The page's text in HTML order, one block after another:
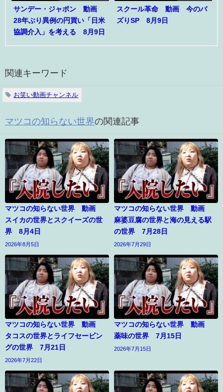
サンデー・ジャポン 動画
28年ぶり異例の円買い「日米
協調介入」を考える 8月9日
スクール革命 動画 今のバ
ズりSP 8月9日
関連キーワード
お笑い動画チャンネル
マツコの知らない世界の関連記事
マツコの知らない世界 動画
スイカの世界とスクイーズの世
界 8月4日
2026年8月5日
マツコの知らない世界 動画
麻婆豆腐の世界と海の見える駅
の世界 7月28日
2026年7月29日
マツコの知らない世界 動画
タコスの世界とライフセービン
グの世界 7月21日
2026年7月22日
マツコの知らない世界 動画
薬味の世界 7月15日
2026年7月15日